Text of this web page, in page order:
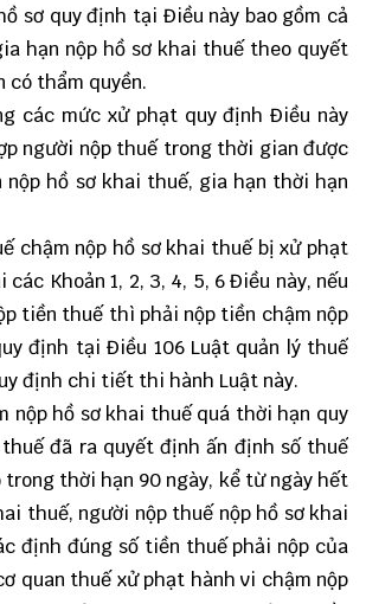
sơ quy định tại Điều này bao gồm cả
hạn nộp hồ sơ khai thuế theo quyết
có thẩm quyền.
các mức xử phạt quy định Điều này
người nộp thuế trong thời gian được
hồ sơ khai thuế, gia hạn thời hạn
chậm nộp hồ sơ khai thuế bị xử phạt
Khoản 1, 2, 3, 4, 5, 6 Điều này, nếu
tiền thuế thì phải nộp tiền chậm nộp
định tại Điều 106 Luật quản lý thuế
định chi tiết thi hành Luật này.
nộp hồ sơ khai thuế quá thời hạn quy
đã ra quyết định ấn định số thuế
trong thời hạn 90 ngày, kể từ ngày hết
thuế, người nộp thuế nộp hồ sơ khai
định đúng số tiền thuế phải nộp của
quan thuế xử phạt hành vi chậm nộp